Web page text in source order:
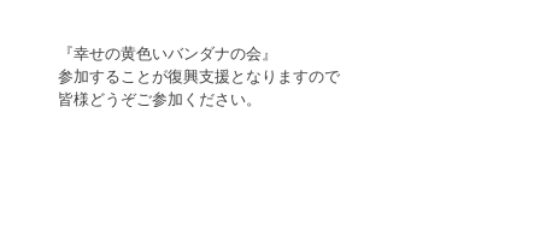
『幸せの黄色いバンダナの会』
参加することが復興支援となりますので
皆様どうぞご参加ください。